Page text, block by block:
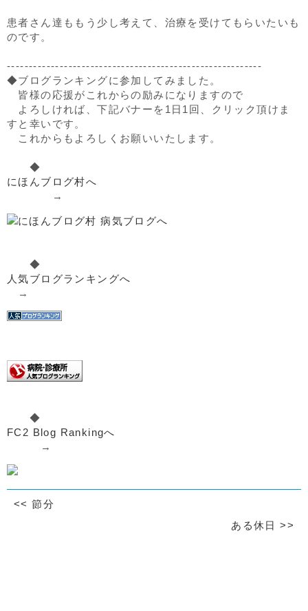
患者さん達ももう少し考えて、治療を受けてもらいたいも
のです。
----------------------------------------------------------
◆ブログランキングに参加してみました。
皆様の応援がこれからの励みになりますので
よろしければ、下記バナーを1日1回、クリック頂けま
すと幸いです。
これからもよろしくお願いいたします。
◆
にほんブログ村へ
→
◆
人気ブログランキングへ
→
◆
FC2 Blog Rankingへ
→
<< 節分
ある休日>>